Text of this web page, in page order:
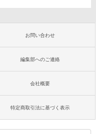
お問い合わせ
編集部へのご連絡
会社概要
特定商取引法に基づく表示